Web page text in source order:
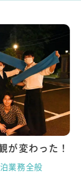
が変わった！
業務全般